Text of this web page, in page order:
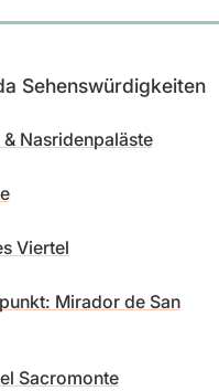
Sehenswürdigkeiten
Nasridenpaläste
Viertel
Mirador de San
Sacromonte